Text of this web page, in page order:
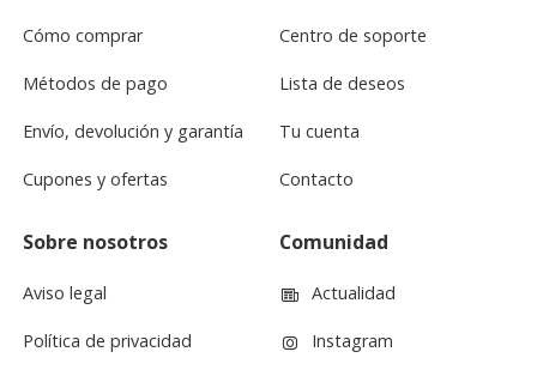
Cómo comprar
Métodos de pago
Envío, devolución y garantía
Cupones y ofertas
Centro de soporte
Lista de deseos
Tu cuenta
Contacto
Sobre nosotros
Aviso legal
Política de privacidad
Comunidad
Actualidad
Instagram